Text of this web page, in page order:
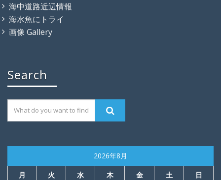
海中道路近辺情報
海水魚にトライ
画像 Gallery
Search
2026年8月
月 火 水 木 金 土
日